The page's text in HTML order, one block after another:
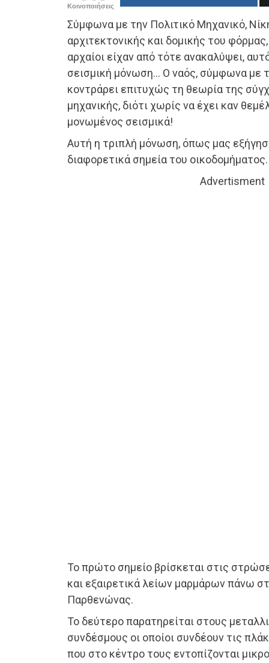
Κοινοποιήσεις
Σύμφωνα με την Πολιτικό Μηχανικό,
αρχιτεκτονικής και δομικής του
αρχαίοι είχαν από τότε ανακαλύψει,
σεισμική μόνωση… Ο ναός, σύμφωνα με
κοντράρει επιτυχώς τη θεωρία της
μηχανικής, διότι χωρίς να έχει καν
μονωμένος σεισμικά!
Αυτή η τριπλή μόνωση, όπως μας
διαφορετικά σημεία του οικοδομήματος.
Advertisment
Το πρώτο σημείο βρίσκεται στις
και εξαιρετικά λείων μαρμάρων πάνω
Παρθενώνας.
Το δεύτερο παρατηρείται στους
συνδέσμους οι οποίοι συνδέουν τις
που στο κέντρο τους εντοπίζονται